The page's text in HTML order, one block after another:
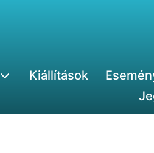
Kiállítások